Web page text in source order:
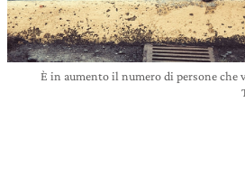
È in aumento il numero di persone